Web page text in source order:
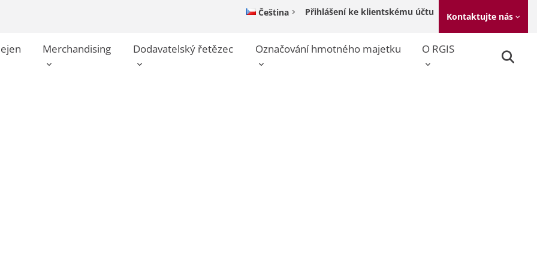
Čeština Přihlášení ke klientskému účtu Kontaktujte nás
Merchandising Dodavatelský řetězec Označování hmotného majetku O RGIS